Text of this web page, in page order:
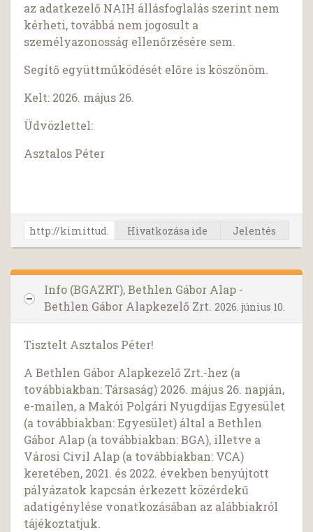
az adatkezelő NAIH állásfoglalás szerint nem
kérheti, továbbá nem jogosult a
személyazonosság ellenőrzésére sem.
Segítő együttműködését előre is köszönöm.
Kelt: 2026. május 26.
Üdvözlettel:
Asztalos Péter
Hivatkozása ide Jelentés
Info (BGAZRT), Bethlen Gábor Alap -
Bethlen Gábor Alapkezelő Zrt. 2026. június 10.
Tisztelt Asztalos Péter!
A Bethlen Gábor Alapkezelő Zrt.-hez (a
továbbiakban: Társaság) 2026. május 26. napján,
e-mailen, a Makói Polgári Nyugdíjas Egyesület
(a továbbiakban: Egyesület) által a Bethlen
Gábor Alap (a továbbiakban: BGA), illetve a
Városi Civil Alap (a továbbiakban: VCA)
keretében, 2021. és 2022. években benyújtott
pályázatok kapcsán érkezett közérdekű
adatigénylése vonatkozásában az alábbiakról
tájékoztatjuk.